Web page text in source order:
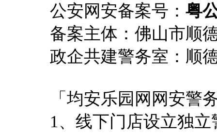
公安网安备案号： 粤
备案主体：佛山市顺
政企共建警务室：顺
「均安乐园网网安警
1、线下门店设立独